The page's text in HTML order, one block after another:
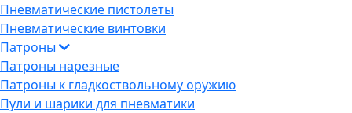
Пневматические пистолеты
Пневматические винтовки
Патроны
Патроны нарезные
Патроны к гладкоствольному оружию
Пули и шарики для пневматики